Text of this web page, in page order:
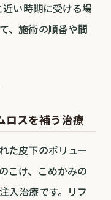
い時期に受ける場
、施術の順番や間
ロスを補う治療
た皮下のボリュー
こけ、こめかみの
入治療です。リフ